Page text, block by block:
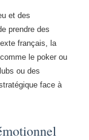
et des
prendre des
français, la
le poker ou
ou des
face à